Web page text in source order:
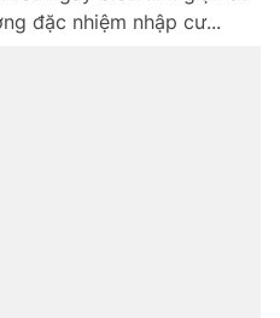
đặc nhiệm nhập cư...